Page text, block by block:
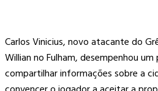
Carlos Vinicius, novo atacante do
Willian no Fulham, desempenhou
compartilhar informações sobre a